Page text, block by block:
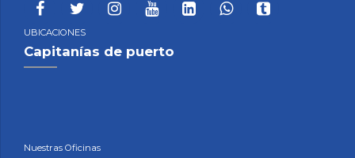
UBICACIONES
Capitanías de puerto
Nuestras Oficinas